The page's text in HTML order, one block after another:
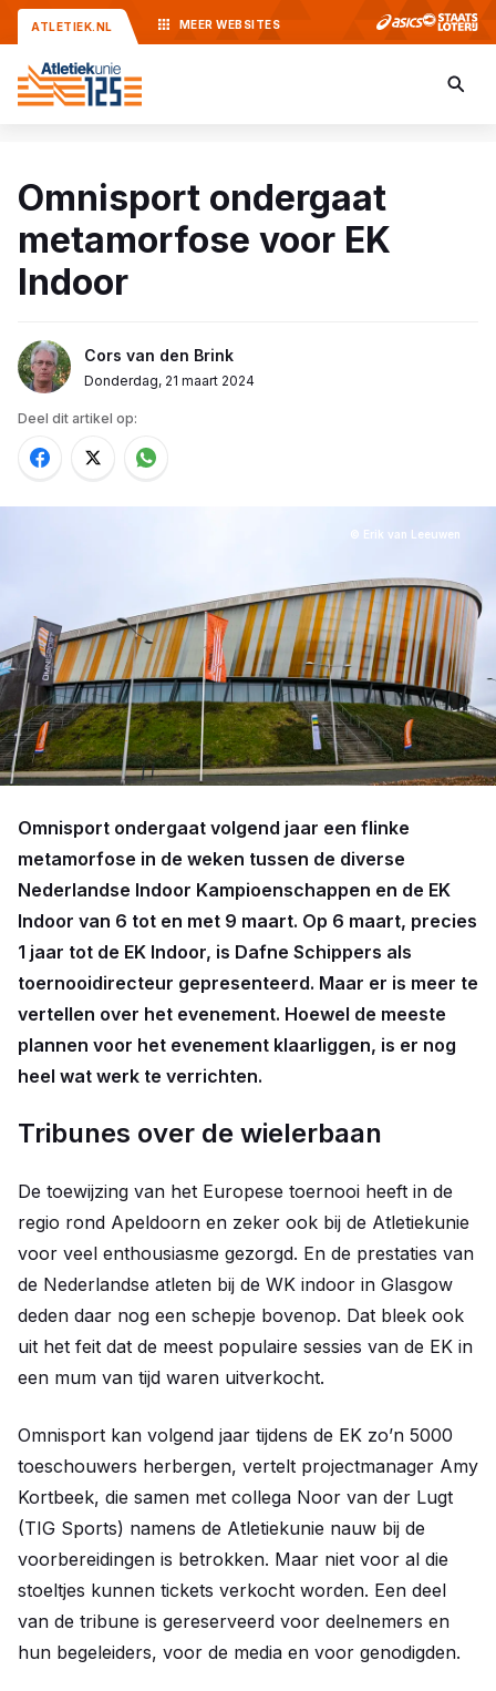
ATLETIEK.NL MEER WEBSITES
Omnisport ondergaat
metamorfose voor EK
Indoor
Cors van den Brink
Donderdag, 21 maart 2024
Deel dit artikel op:
© Erik van Leeuwen
Omnisport ondergaat volgend jaar een flinke
metamorfose in de weken tussen de diverse
Nederlandse Indoor Kampioenschappen en de EK
Indoor van 6 tot en met 9 maart. Op 6 maart, precies
1 jaar tot de EK Indoor, is Dafne Schippers als
toernooidirecteur gepresenteerd. Maar er is meer te
vertellen over het evenement. Hoewel de meeste
plannen voor het evenement klaarliggen, is er nog
heel wat werk te verrichten.
Tribunes over de wielerbaan
De toewijzing van het Europese toernooi heeft in de
regio rond Apeldoorn en zeker ook bij de Atletiekunie
voor veel enthousiasme gezorgd. En de prestaties van
de Nederlandse atleten bij de WK indoor in Glasgow
deden daar nog een schepje bovenop. Dat bleek ook
uit het feit dat de meest populaire sessies van de EK in
een mum van tijd waren uitverkocht.
Omnisport kan volgend jaar tijdens de EK zo’n 5000
toeschouwers herbergen, vertelt projectmanager Amy
Kortbeek, die samen met collega Noor van der Lugt
(TIG Sports) namens de Atletiekunie nauw bij de
voorbereidingen is betrokken. Maar niet voor al die
stoeltjes kunnen tickets verkocht worden. Een deel
van de tribune is gereserveerd voor deelnemers en
hun begeleiders, voor de media en voor genodigden.